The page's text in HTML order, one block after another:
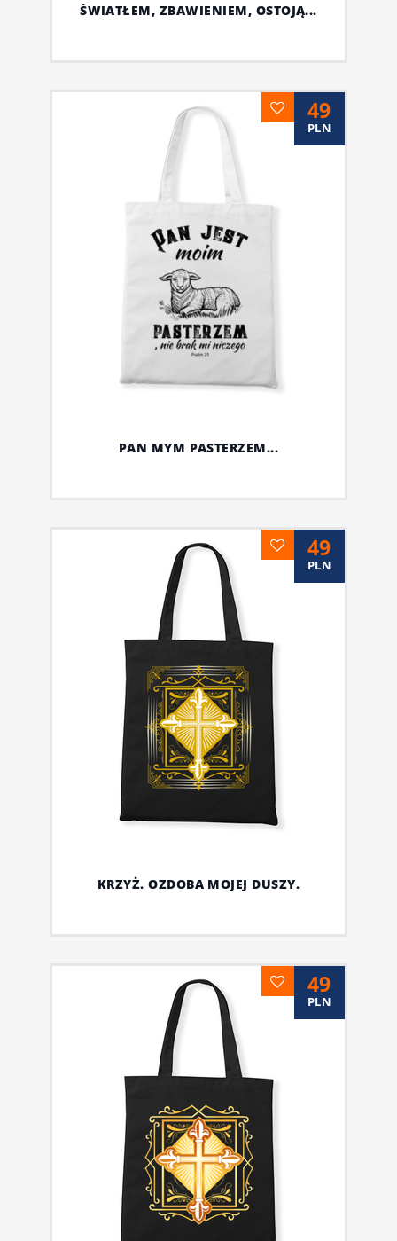
ŚWIATŁEM, ZBAWIENIEM, OSTOJĄ...
49
PLN
PAN MYM PASTERZEM...
49
PLN
KRZYŻ. OZDOBA MOJEJ DUSZY.
49
PLN